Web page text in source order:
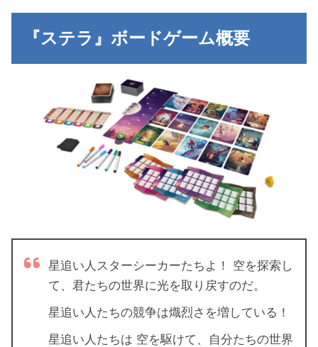
『ステラ』ボードゲーム概要
星追い人スターシーカーたちよ！ 空を探索し
て、君たちの世界に光を取り戻すのだ。
星追い人たちの競争は熾烈さを増している！
星追い人たちは 空を駆けて、自分たちの世界